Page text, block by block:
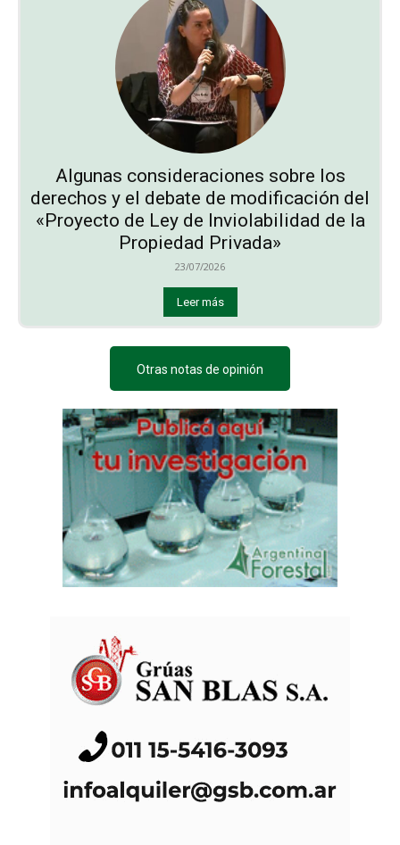
Algunas consideraciones sobre los
derechos y el debate de modificación del
«Proyecto de Ley de Inviolabilidad de la
Propiedad Privada»
23/07/2026
Leer más
Otras notas de opinión